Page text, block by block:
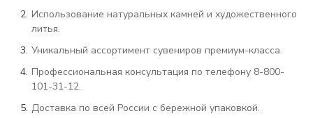
Использование натуральных камней и художественного
литья.
Уникальный ассортимент сувениров премиум-класса.
Профессиональная консультация по телефону 8-800-
101-31-12.
Доставка по всей России с бережной упаковкой.